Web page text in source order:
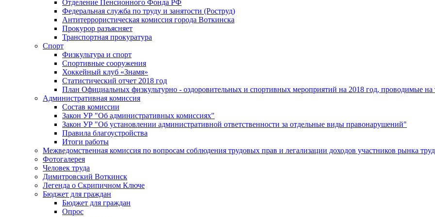
Отделение Пенсионного Фонда РФ
Федеральная служба по труду и занятости (Роструд)
Антитеррористическая комиссия города Воткинска
Прокурор разъясняет
Транспортная прокуратура
Спорт
Физкультура и спорт
Спортивные сооружения
Хоккейный клуб «Знамя»
Статистический отчет 2018 год
План Официальных физкультурно - оздоровительных и спортивных мероприятий на 2018 год, проводимые
Административная комиссия
Состав комиссии
Закон УР "Об административных комиссиях"
Закон УР "Об установлении административной ответственности за отдельные виды правонарушений"
Правила благоустройства
Итоги работы
Межведомственная комиссия по вопросам соблюдения трудовых прав и легализации доходов участников рынка
Фотогалерея
Человек труда
Димитровский Воткинск
Легенда о Скрипичном Ключе
Бюджет для граждан
Бюджет для граждан
Опрос